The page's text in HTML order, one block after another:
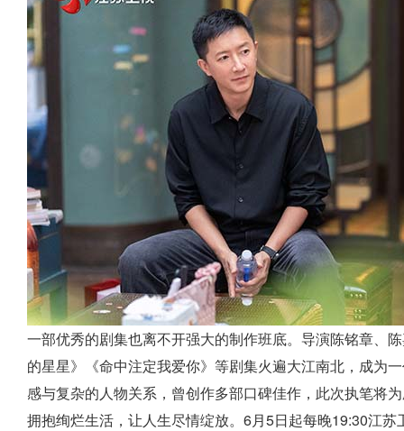
一部优秀的剧集也离不开强大的制作班底。导演陈铭章、
的星星》《命中注定我爱你》等剧集火遍大江南北，成为
感与复杂的人物关系，曾创作多部口碑佳作，此次执笔将
拥抱绚烂生活，让人生尽情绽放。6月5日起每晚19:30江